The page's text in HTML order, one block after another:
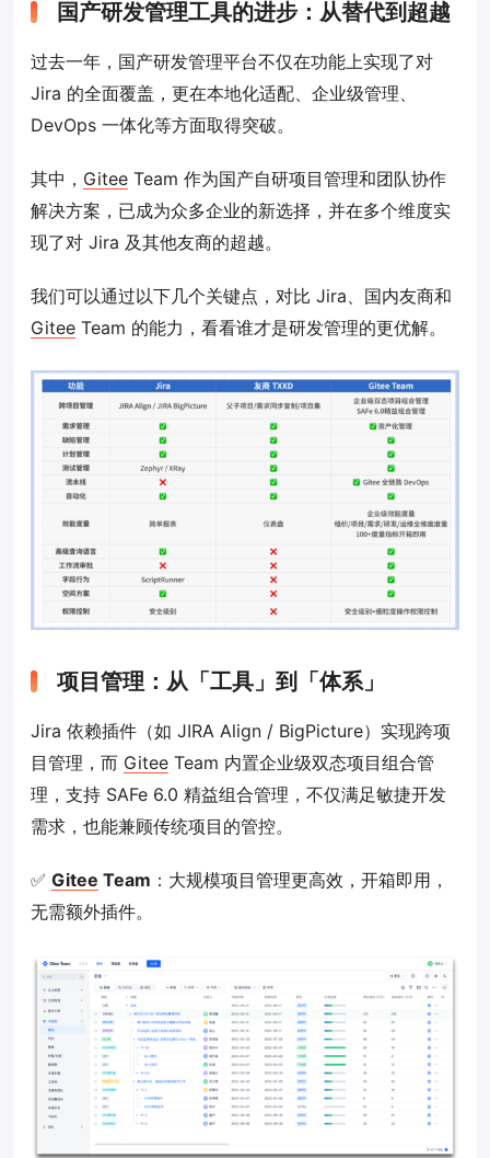
国产研发管理工具的进步：从替代到超越
过去一年，国产研发管理平台不仅在功能上实现了对
Jira 的全面覆盖，更在本地化适配、企业级管理、
DevOps 一体化等方面取得突破。
其中， Gitee Team 作为国产自研项目管理和团队协作
解决方案，已成为众多企业的新选择，并在多个维度实
现了对 Jira 及其他友商的超越。
我们可以通过以下几个关键点，对比 Jira、国内友商和
Gitee Team 的能力，看看谁才是研发管理的更优解。
项目管理：从「工具」到「体系」
Jira 依赖插件（如 JIRA Align / BigPicture）实现跨项
目管理，而 Gitee Team 内置企业级双态项目组合管
理，支持 SAFe 6.0 精益组合管理，不仅满足敏捷开发
需求，也能兼顾传统项目的管控。
✅ Gitee Team ：大规模项目管理更高效，开箱即用，
无需额外插件。